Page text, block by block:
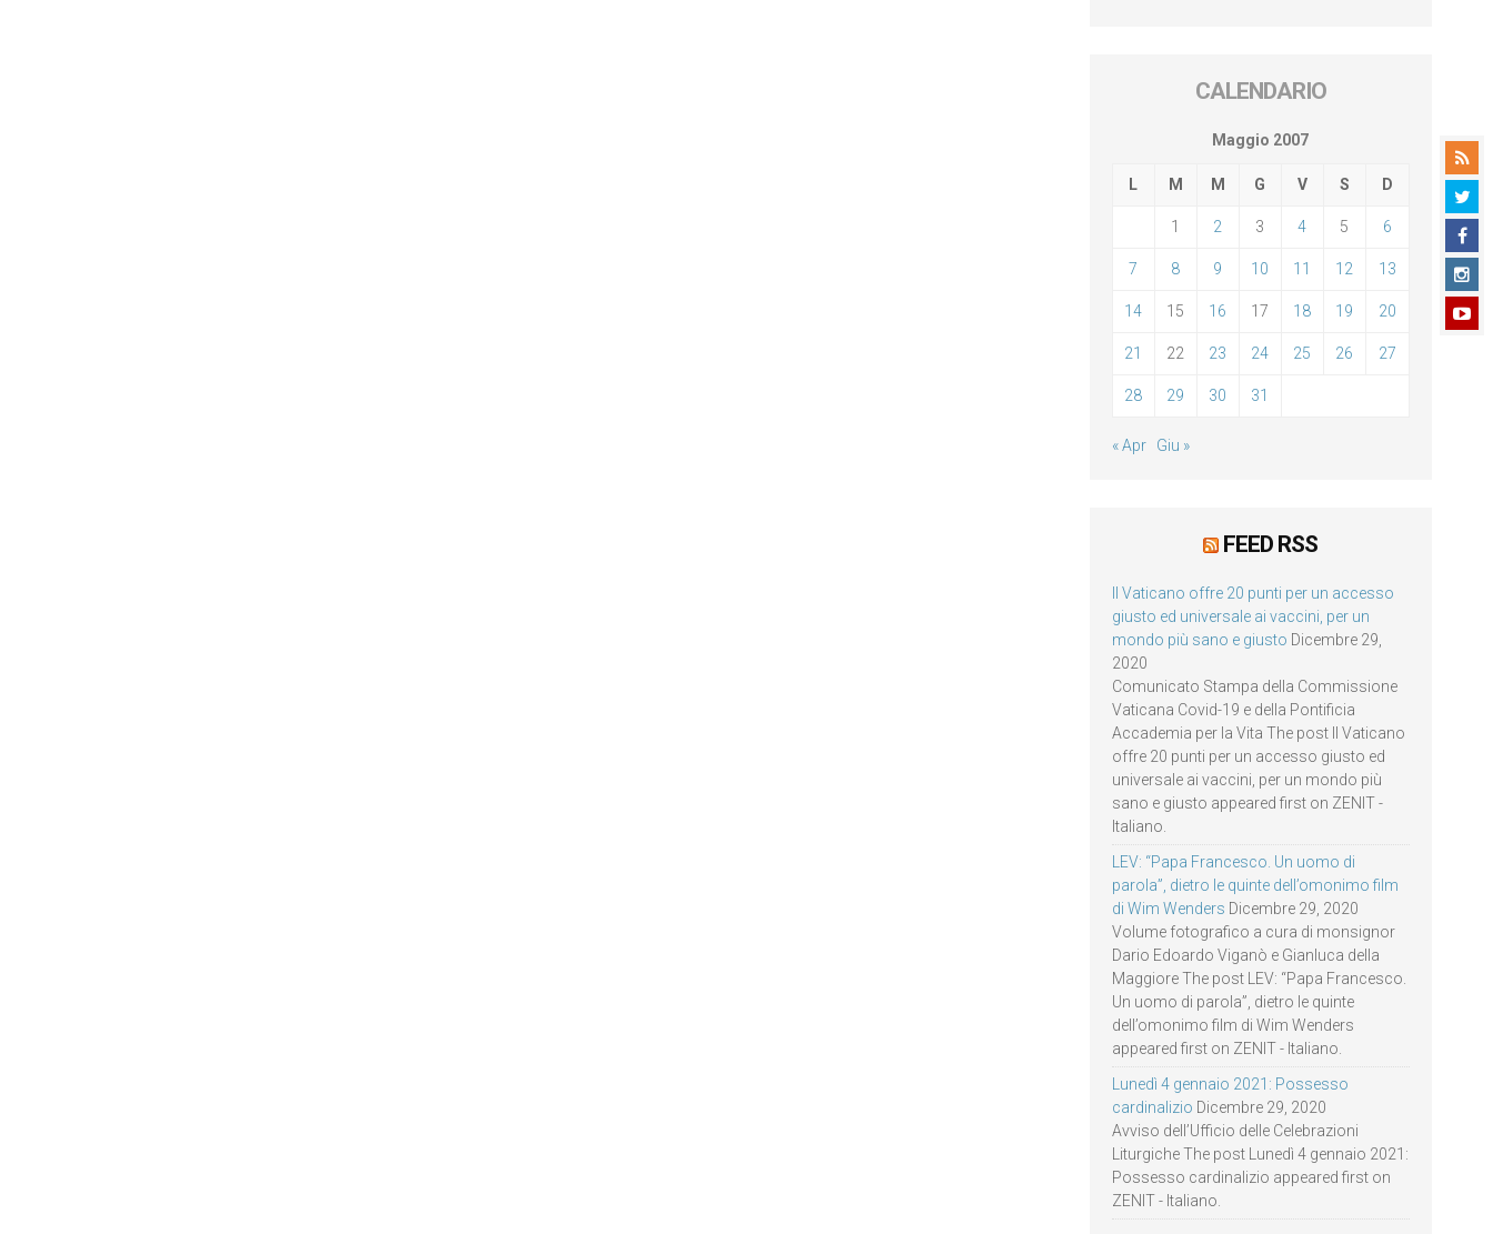
CALENDARIO
Maggio 2007
L M M G V S D
1 2 3 4 5 6
7 8 9 10 11 12 13
14 15 16 17 18 19 20
21 22 23 24 25 26 27
28 29 30 31
« Apr Giu »
FEED RSS
Il Vaticano offre 20 punti per un accesso
giusto ed universale ai vaccini, per un
mondo più sano e giusto Dicembre 29,
2020
Comunicato Stampa della Commissione
Vaticana Covid-19 e della Pontificia
Accademia per la Vita The post Il Vaticano
offre 20 punti per un accesso giusto ed
universale ai vaccini, per un mondo più
sano e giusto appeared first on ZENIT -
Italiano.
LEV: “Papa Francesco. Un uomo di
parola”, dietro le quinte dell’omonimo film
di Wim Wenders Dicembre 29, 2020
Volume fotografico a cura di monsignor
Dario Edoardo Viganò e Gianluca della
Maggiore The post LEV: “Papa Francesco.
Un uomo di parola”, dietro le quinte
dell’omonimo film di Wim Wenders
appeared first on ZENIT - Italiano.
Lunedì 4 gennaio 2021: Possesso
cardinalizio Dicembre 29, 2020
Avviso dell’Ufficio delle Celebrazioni
Liturgiche The post Lunedì 4 gennaio 2021:
Possesso cardinalizio appeared first on
ZENIT - Italiano.